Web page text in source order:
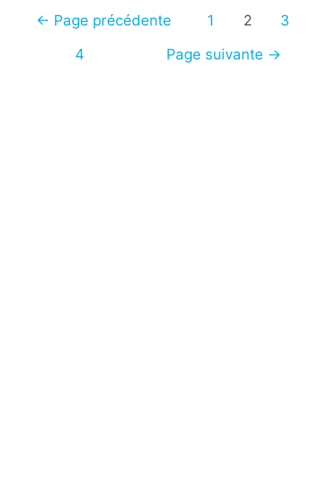
clavier
Pagination
← Page précédente 1 2
3
4
Page suivante →